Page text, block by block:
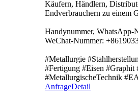
Käufern, Händlern,
Endverbrauchern zu einem
Handynummer, WhatsApp-
WeChat-Nummer:
#Metallurgie
#Fertigung #Eisen #Graphit
#MetallurgischeTechnik
AnfrageDetail